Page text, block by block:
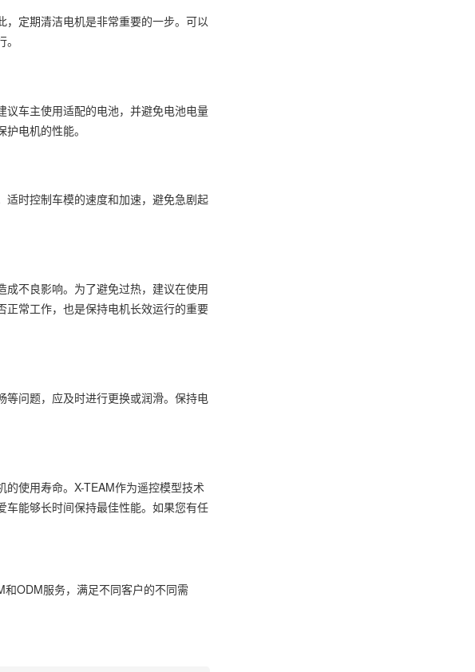
定期清洁电机是非常重要的一步。可以
车主使用适配的电池，并避免电池电量
电机的性能。
时控制车模的速度和加速，避免急剧起
不良影响。为了避免过热，建议在使用
常工作，也是保持电机长效运行的重要
问题，应及时进行更换或润滑。保持电
使用寿命。X-TEAM作为遥控模型技术
能够长时间保持最佳性能。如果您有任
ODM服务，满足不同客户的不同需